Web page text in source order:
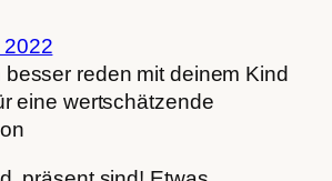
2022
reden mit deinem Kind
eine wertschätzende